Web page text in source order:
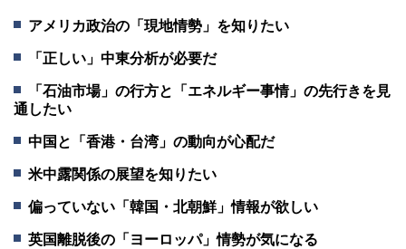
アメリカ政治の「現地情勢」を知りたい
「正しい」中東分析が必要だ
「石油市場」の行方と「エネルギー事情」の先行きを見
通したい
中国と「香港・台湾」の動向が心配だ
米中露関係の展望を知りたい
偏っていない「韓国・北朝鮮」情報が欲しい
英国離脱後の「ヨーロッパ」情勢が気になる